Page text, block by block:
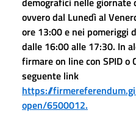
ovvero dal Lunedì al
ore 13:00 e nei pomeriggi
dalle 16:00 alle 17:30. In
firmare on line con SPID o
seguente link
https://
open/6500012.